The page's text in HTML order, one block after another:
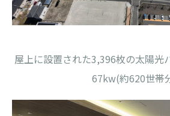
屋上に設置された3,396枚の太陽
67kw(約620世帯